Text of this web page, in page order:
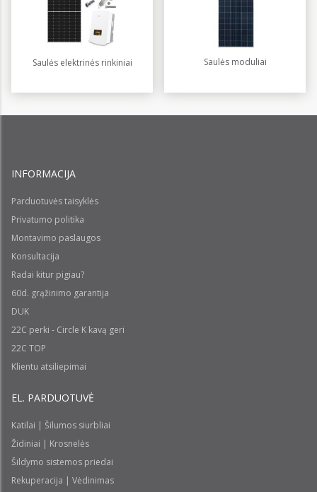
Saulės elektrinės rinkiniai Saulės moduliai
INFORMACIJA
Parduotuvės taisyklės
Privatumo politika
Montavimo paslaugos
Konsultacija
Radai kitur pigiau?
60d. grąžinimo garantija
DUK
22C perki - Circle K kavą geri
22C TOP
Klientu atsiliepimai
EL. PARDUOTUVĖ
Katilai | Šilumos siurbliai
Židiniai | Krosnelės
Šildymo sistemos priedai
Rekuperacija | Vėdinimas